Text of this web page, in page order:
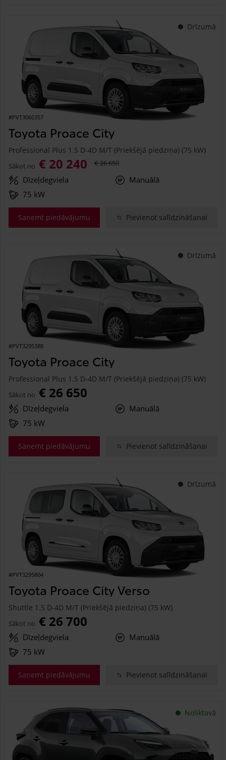
Drīzumā
#PVT3060357
Toyota Proace City
Professional Plus 1.5 D-4D M/T (Priekšējā piedziņa) (75 kW)
Sākot no € 20 240 € 26 650
Dīzeļdegviela
Manuālā
75 kW
Saņemt piedāvājumu Pievienot salīdzināšanai
Drīzumā
#PVT3295388
Toyota Proace City
Professional Plus 1.5 D-4D M/T (Priekšējā piedziņa) (75 kW)
Sākot no € 26 650
Dīzeļdegviela
Manuālā
75 kW
Saņemt piedāvājumu Pievienot salīdzināšanai
Drīzumā
#PVT3295804
Toyota Proace City Verso
Shuttle 1.5 D-4D M/T (Priekšējā piedziņa) (75 kW)
Sākot no € 26 700
Dīzeļdegviela
Manuālā
75 kW
Saņemt piedāvājumu Pievienot salīdzināšanai
Noliktavā